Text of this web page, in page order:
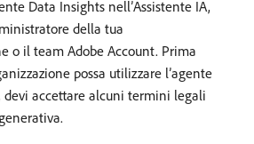
Data Insights nell’Assistente IA,
della tua
o il team Adobe Account. Prima
possa utilizzare l’agente
devi accettare alcuni termini legali